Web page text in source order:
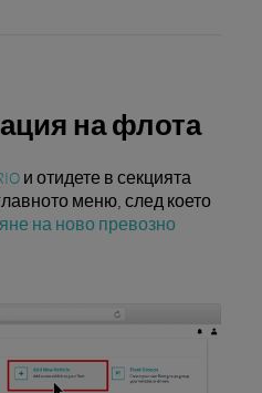
на флота
и отидете в секцията
меню, след което
на ново превозно